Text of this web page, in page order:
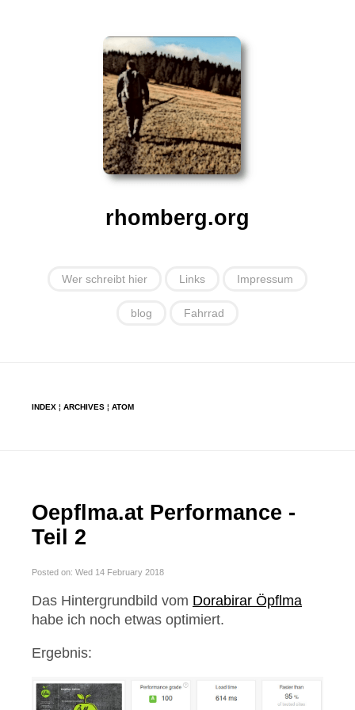
rhomberg.org
Wer schreibt hier Links Impressum
blog Fahrrad
INDEX ¦ ARCHIVES ¦ ATOM
Oepflma.at Performance -
Teil 2
Posted on: Wed 14 February 2018
Das Hintergrundbild vom Dorabirar Öpflma
habe ich noch etwas optimiert.
Ergebnis: